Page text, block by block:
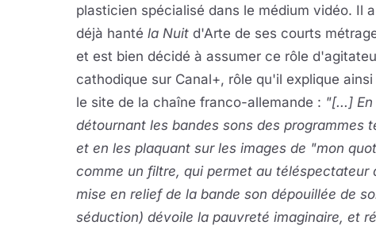
plasticien spécialisé dans le médium vidéo. Il a
déjà hanté la Nuit d'Arte de ses courts
et est bien décidé à assumer ce rôle
cathodique sur Canal+, rôle qu'il explique ainsi
le site de la chaîne franco-allemande : "[...] En
détournant les bandes sons des programmes
et en les plaquant sur les images de "mon
comme un filtre, qui permet au
mise en relief de la bande son dépouillée de
séduction) dévoile la pauvreté imaginaire, et